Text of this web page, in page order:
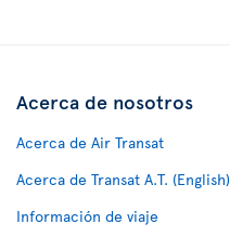
Acerca de nosotros
Acerca de Air Transat
Acerca de Transat A.T. (English)
Información de viaje